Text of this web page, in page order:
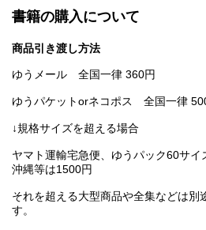
書籍の購入について
商品引き渡し方法
ゆうメール 全国一律 360円
ゆうパケットorネコポス 全国一律
↓規格サイズを超える場合
ヤマト運輸宅急便、ゆうパック60サ
沖縄等は1500円
それを超える大型商品や全集などは別
す。